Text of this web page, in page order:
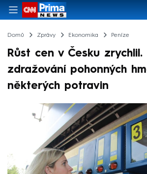
Domů Zprávy Ekonomika Peníze
Růst cen v Česku
zdražování pohonných
některých potravin